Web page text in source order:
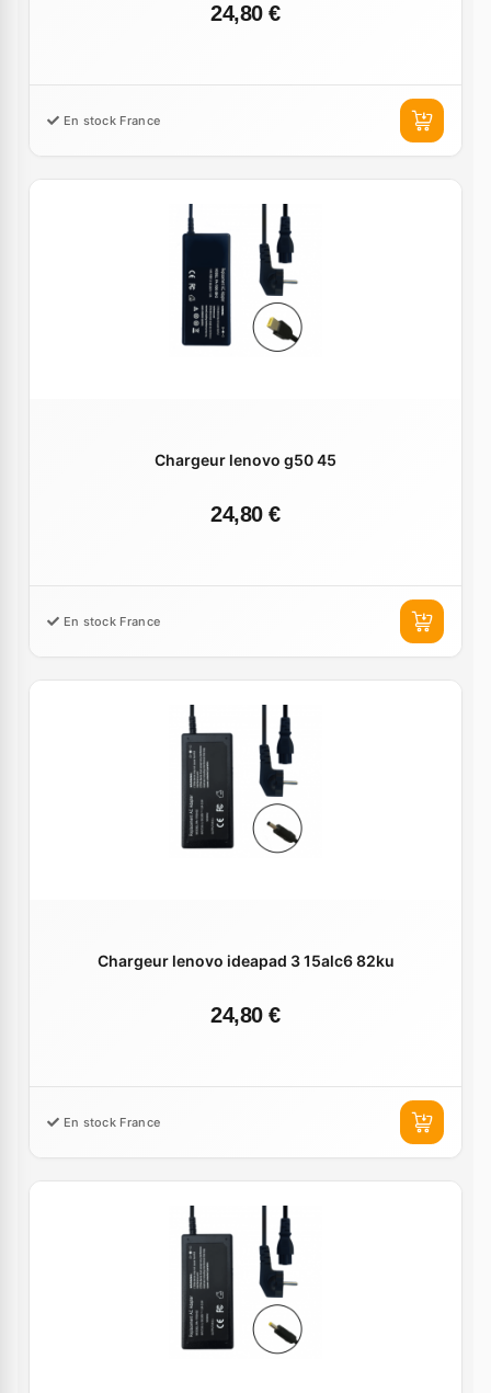
24,80 €
En stock France
Chargeur lenovo g50 45
24,80 €
En stock France
Chargeur lenovo ideapad 3 15alc6 82ku
24,80 €
En stock France